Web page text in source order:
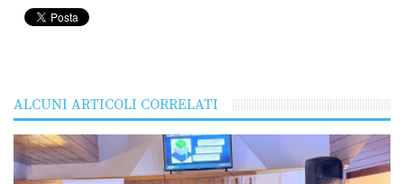
ALCUNI ARTICOLI CORRELATI